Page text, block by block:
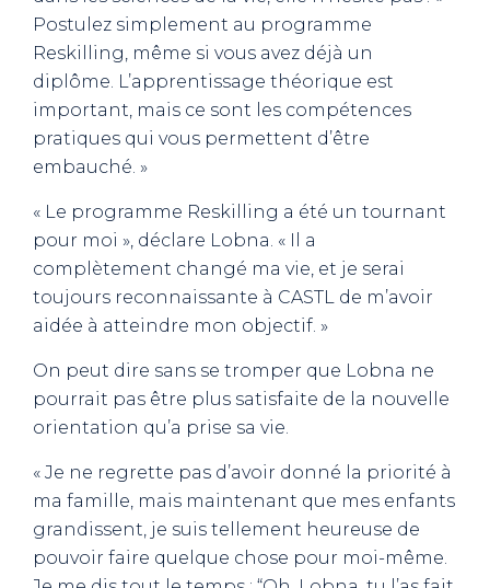
Postulez simplement au programme
Reskilling, même si vous avez déjà un
diplôme. L’apprentissage théorique est
important, mais ce sont les compétences
pratiques qui vous permettent d’être
embauché. »
« Le programme Reskilling a été un tournant
pour moi », déclare Lobna. « Il a
complètement changé ma vie, et je serai
toujours reconnaissante à CASTL de m’avoir
aidée à atteindre mon objectif. »
On peut dire sans se tromper que Lobna ne
pourrait pas être plus satisfaite de la nouvelle
orientation qu’a prise sa vie.
« Je ne regrette pas d’avoir donné la priorité à
ma famille, mais maintenant que mes enfants
grandissent, je suis tellement heureuse de
pouvoir faire quelque chose pour moi-même.